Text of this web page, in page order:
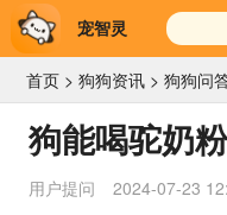
宠智灵
首页 >狗狗资讯 >狗狗问
狗能喝驼奶
用户提问 2024-07-23